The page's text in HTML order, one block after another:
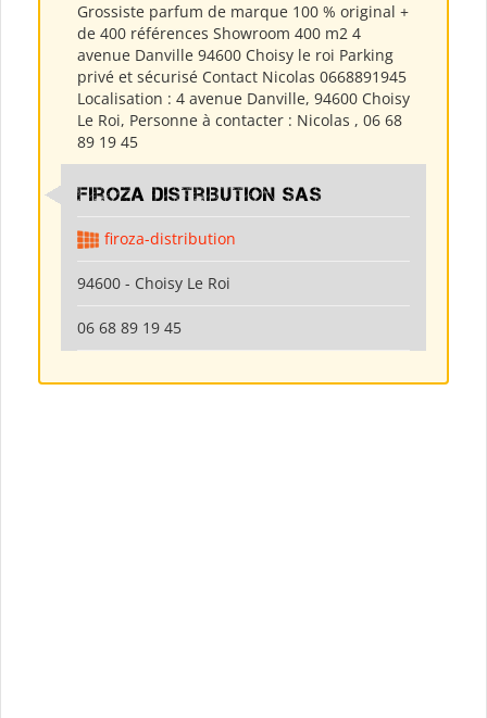
Grossiste parfum de marque 100 % original +
de 400 références Showroom 400 m2 4
avenue Danville 94600 Choisy le roi Parking
privé et sécurisé Contact Nicolas 0668891945
Localisation : 4 avenue Danville, 94600 Choisy
Le Roi, Personne à contacter : Nicolas , 06 68
89 19 45
Firoza Distribution SAS
firoza-distribution
94600 - Choisy Le Roi
06 68 89 19 45